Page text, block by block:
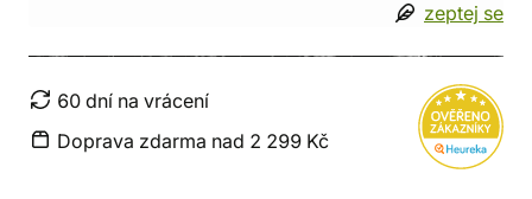
zeptej se
60 dní na vrácení
Doprava zdarma nad 2 299 Kč